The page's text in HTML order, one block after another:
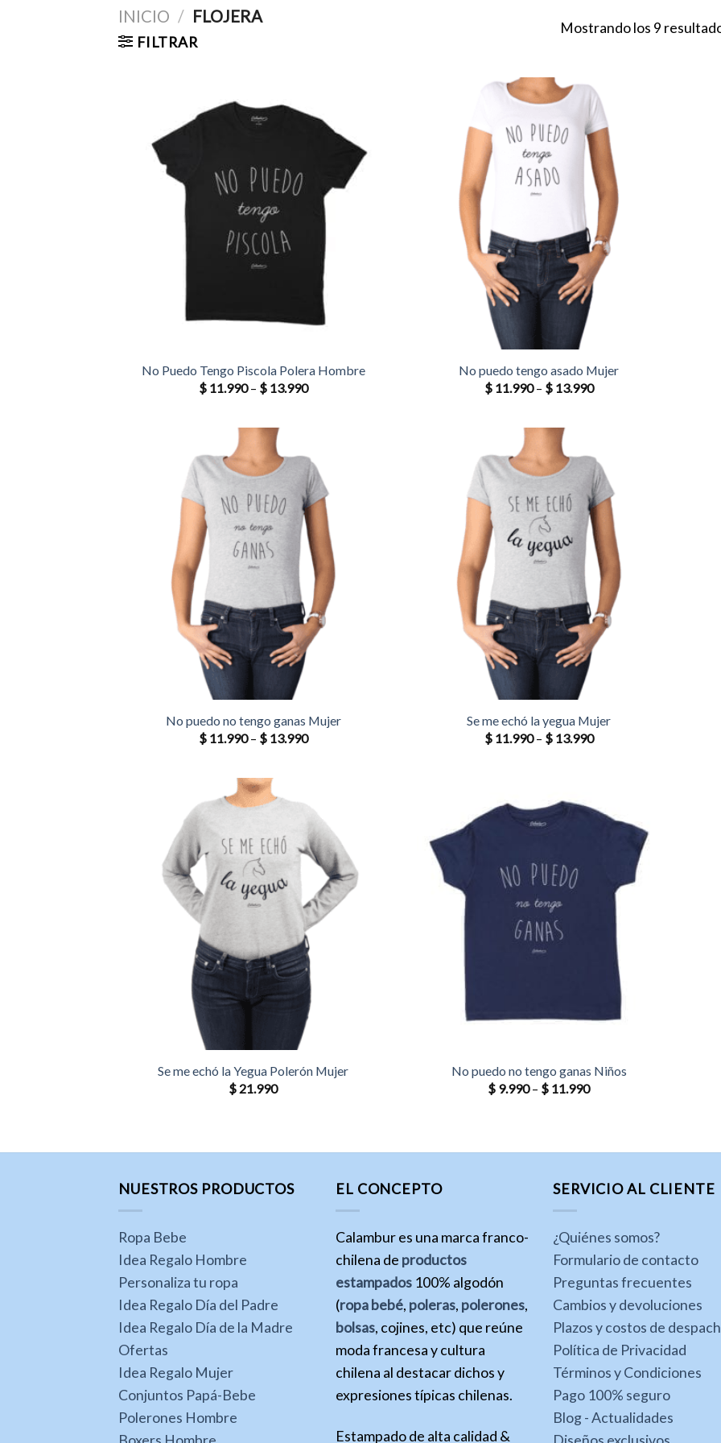
INICIO / FLOJERA
FILTRAR
Mostrando los 9
No Puedo Tengo Piscola Polera Hombre
$11.990– $13.990
No puedo tengo asado Mujer
$11.990– $13.990
No puedo no tengo ganas Mujer
$11.990– $13.990
Se me echó la yegua Mujer
$11.990– $13.990
Se me echó la Yegua Polerón Mujer
$ 21.990
No puedo no tengo ganas Niños
$ 9.990– $ 11.990
NUESTROS PRODUCTOS
Ropa Bebe
Idea Regalo Hombre
Personaliza tu ropa
Idea Regalo Día del Padre
Idea Regalo Día de la Madre
Ofertas
Idea Regalo Mujer
Conjuntos Papá-Bebe
Polerones Hombre
EL CONCEPTO
Calambur es una marca franco-
chilena de productos
estampados 100% algodón
(ropa bebé, poleras, polerones,
bolsas, cojines, etc) que reúne
moda francesa y cultura
chilena al destacar dichos y
expresiones típicas chilenas.
Estampado de alta calidad &
SERVICIO AL CLIENTE
¿Quiénes somos?
Formulario de contacto
Preguntas frecuentes
Cambios y devoluciones
Plazos y costos de
Política de Privacidad
Términos y Condiciones
Pago 100% seguro
Blog - Actualidades